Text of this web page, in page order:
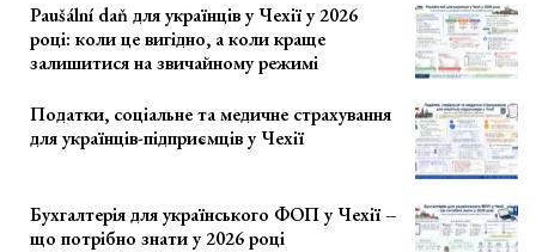
Paušální daň для українців у Чехії у 2026
році: коли це вигідно, а коли краще
залишитися на звичайному режимі
Податки, соціальне та медичне страхування
для українців-підприємців у Чехії
Бухгалтерія для українського ФОП у Чехії –
що потрібно знати у 2026 році